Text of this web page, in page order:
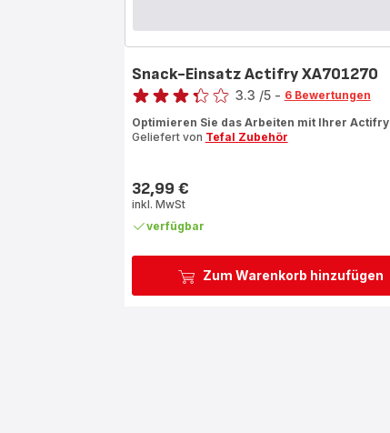
Zum Warenkorb hinzufügen
Snack-Einsatz Actifry XA701270
Bewertung
3.3 /5 - 6 Bewertungen
Optimieren Sie das Arbeiten mit Ihrer Actifry
Geliefert von Tefal Zubehör
Preis
32,99 €
inkl. MwSt
verfügbar